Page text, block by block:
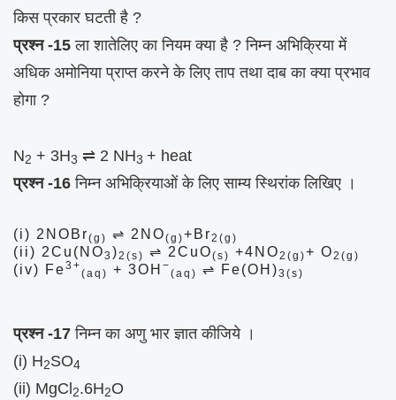
किस प्रकार घटती है ?
प्रश्न -15 ला शातेलिए का नियम क्या है ? निम्न अभिक्रिया में
अधिक अमोनिया प्राप्त करने के लिए ताप तथा दाब का क्या प्रभाव
होगा ?
N2 + 3H3 ⇌ 2 NH3 + heat
प्रश्न -16 निम्न अभिक्रियाओं के लिए साम्य स्थिरांक लिखिए ।
(i) 2NOBr(g) ⇌ 2NO(g)+Br2(g)
(ii) 2Cu(NO3 )2(s) ⇌ 2CuO(s) +4NO2(g)+ O2(g)
(iv) Fe3+
(aq) + 3OH −
(aq) ⇌ Fe(OH)3(s)
प्रश्न -17 निम्न का अणु भार ज्ञात कीजिये ।
(i) H2SO4
(ii) MgCl2.6H2O